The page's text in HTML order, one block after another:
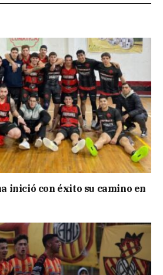
inició con éxito su camino en